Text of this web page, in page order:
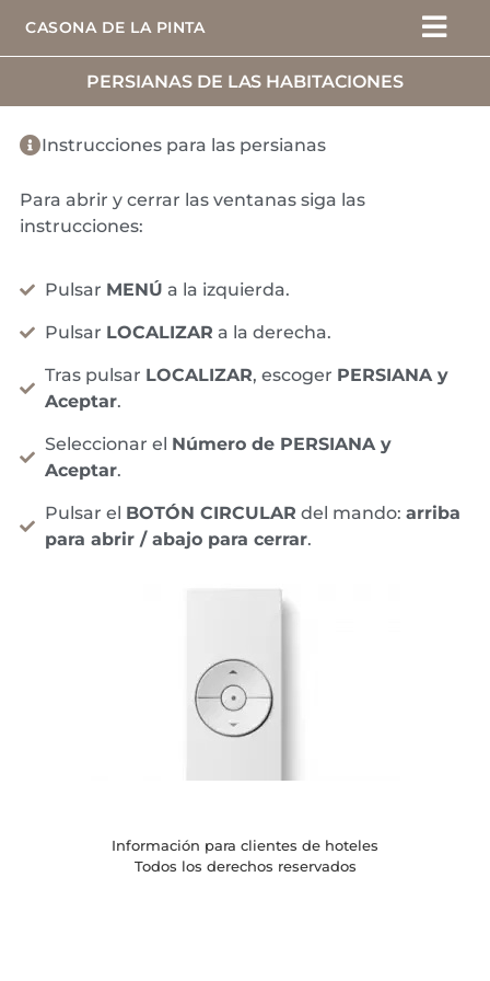
CASONA DE LA PINTA
PERSIANAS DE LAS HABITACIONES
Instrucciones para las persianas
Para abrir y cerrar las ventanas siga las
instrucciones:
Pulsar MENÚ a la izquierda.
Pulsar LOCALIZAR a la derecha.
Tras pulsar LOCALIZAR, escoger PERSIANA y
Aceptar.
Seleccionar el Número de PERSIANA y
Aceptar.
Pulsar el BOTÓN CIRCULAR del mando: arriba
para abrir / abajo para cerrar.
Información para clientes de hoteles
Todos los derechos reservados